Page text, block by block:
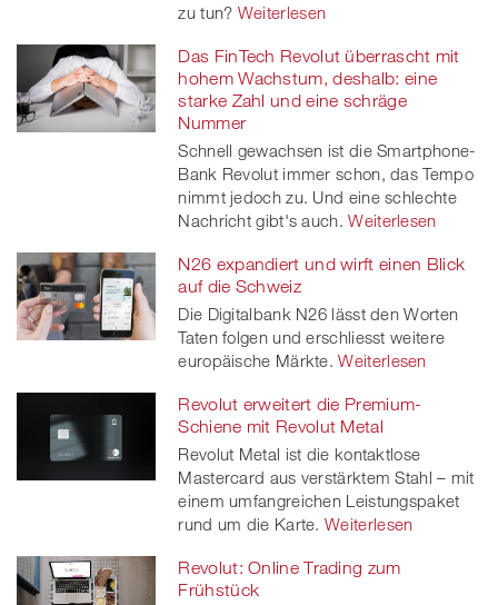
zu tun? Weiterlesen
Das FinTech Revolut überrascht mit
hohem Wachstum, deshalb: eine
starke Zahl und eine schräge
Nummer
Schnell gewachsen ist die Smartphone-
Bank Revolut immer schon, das Tempo
nimmt jedoch zu. Und eine schlechte
Nachricht gibt's auch. Weiterlesen
N26 expandiert und wirft einen Blick
auf die Schweiz
Die Digitalbank N26 lässt den Worten
Taten folgen und erschliesst weitere
europäische Märkte. Weiterlesen
Revolut erweitert die Premium-
Schiene mit Revolut Metal
Revolut Metal ist die kontaktlose
Mastercard aus verstärktem Stahl – mit
einem umfangreichen Leistungspaket
rund um die Karte. Weiterlesen
Revolut: Online Trading zum
Frühstück